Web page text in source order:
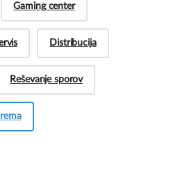
Gaming center
Distribucija
Reševanje sporov
pred nakupom?